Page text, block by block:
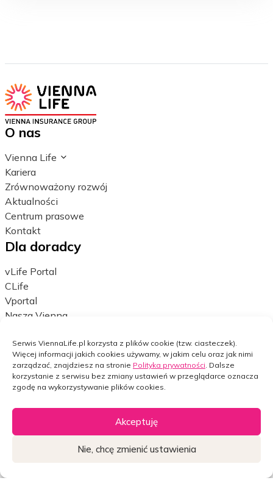
Serwis ViennaLife.pl korzysta z plików cookie (tzw. ciasteczek).
Więcej informacji jakich cookies używamy, w jakim celu oraz jak nimi
zarządzać, znajdziesz na stronie Polityka prywatności. Dalsze
korzystanie z serwisu bez zmiany ustawień w przeglądarce oznacza
zgodę na wykorzystywanie plików cookies.
Akceptuję
Nie, chcę zmienić ustawienia
O nas
Vienna Life
Kariera
Zrównoważony rozwój
Aktualności
Centrum prasowe
Kontakt
Dla doradcy
vLife Portal
CLife
Vportal
Nasza Vienna
Polisa24
bPortal
Nota prawna
Ustawienia cookies
Bezpieczeństwo w internecie